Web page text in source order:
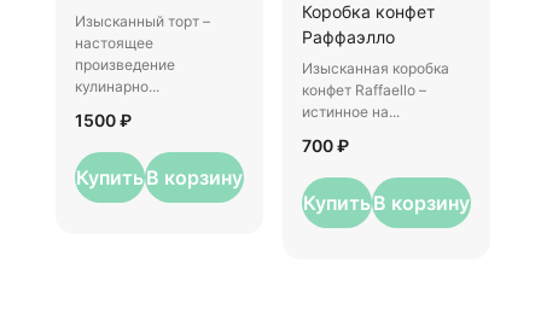
Изысканный торт –
настоящее
произведение
кулинарно...
1500 ₽
КупитьВ корзину
Коробка конфет
Раффаэлло
Изысканная коробка
конфет Raffaello –
истинное на...
700 ₽
КупитьВ корзину